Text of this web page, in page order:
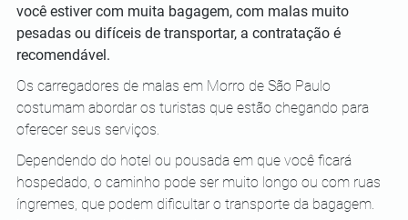
você estiver com muita bagagem, com malas muito
pesadas ou difíceis de transportar, a contratação é
recomendável.
Os carregadores de malas em Morro de São Paulo
costumam abordar os turistas que estão chegando para
oferecer seus serviços.
Dependendo do hotel ou pousada em que você ficará
hospedado, o caminho pode ser muito longo ou com ruas
íngremes, que podem dificultar o transporte da bagagem.